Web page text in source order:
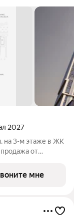
2027
на 3-м этаже в ЖК
от
мне